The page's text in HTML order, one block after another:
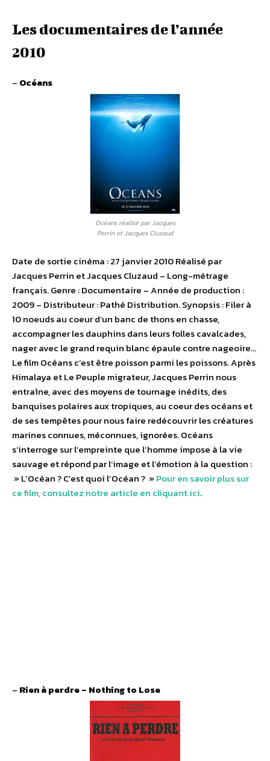
Les documentaires de l’année
2010
– Océans
Océans réalisé par Jacques
Perrin et Jacques Cluzaud
Date de sortie cinéma : 27 janvier 2010 Réalisé par
Jacques Perrin et Jacques Cluzaud – Long-métrage
français. Genre : Documentaire – Année de production :
2009 – Distributeur : Pathé Distribution. Synopsis : Filer à
10 noeuds au coeur d’un banc de thons en chasse,
accompagner les dauphins dans leurs folles cavalcades,
nager avec le grand requin blanc épaule contre nageoire…
Le film Océans c’est être poisson parmi les poissons. Après
Himalaya et Le Peuple migrateur, Jacques Perrin nous
entraîne, avec des moyens de tournage inédits, des
banquises polaires aux tropiques, au coeur des océans et
de ses tempêtes pour nous faire redécouvrir les créatures
marines connues, méconnues, ignorées. Océans
s’interroge sur l’empreinte que l’homme impose à la vie
sauvage et répond par l’image et l’émotion à la question :
» L’Océan ? C’est quoi l’Océan ? »Pour en savoir plus sur
ce film, consultez notre article en cliquant ici.
– Rien à perdre – Nothing to Lose